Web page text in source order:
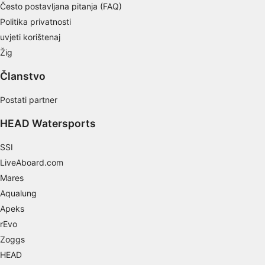
Često postavljana pitanja (FAQ)
Politika privatnosti
uvjeti korištenaj
Žig
Članstvo
Postati partner
HEAD Watersports
SSI
LiveAboard.com
Mares
Aqualung
Apeks
rEvo
Zoggs
HEAD
Necessary
Performance